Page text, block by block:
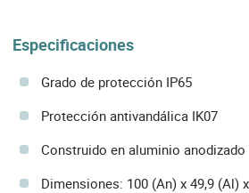
Especificaciones
Grado de protección IP65
Protección antivandálica IK07
Construido en aluminio anodizado
Dimensiones: 100 (An) x 49,9 (Al)